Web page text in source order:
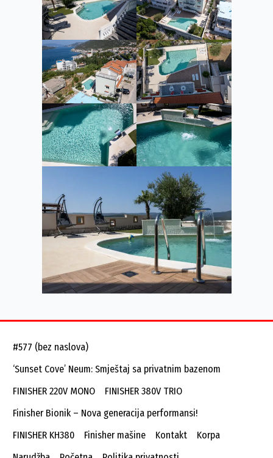
#577 (bez naslova)
‘Sunset Cove’ Neum: Smještaj sa privatnim bazenom
FINISHER 220V MONO
FINISHER 380V TRIO
Finisher Bionik – Nova generacija performansi!
FINISHER KH380
Finisher mašine Kontakt
Korpa